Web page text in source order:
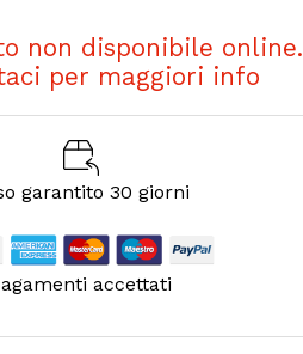
non disponibile online.
per maggiori info
garantito 30 giorni
accettati